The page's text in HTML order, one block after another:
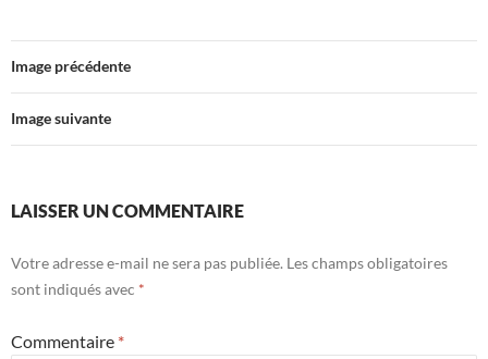
Image précédente
Image suivante
LAISSER UN COMMENTAIRE
Votre adresse e-mail ne sera pas publiée. Les champs obligatoires
sont indiqués avec *
Commentaire *